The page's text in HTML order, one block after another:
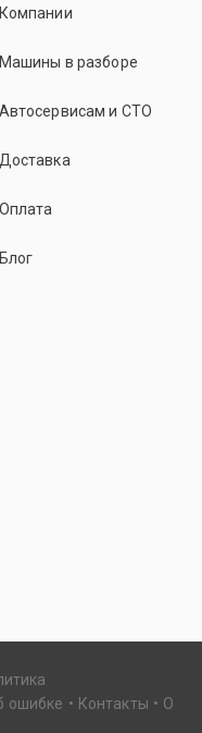
Компании
Машины в разборе
Автосервисам и СТО
Доставка
Оплата
Блог
ошибке Контакты
О